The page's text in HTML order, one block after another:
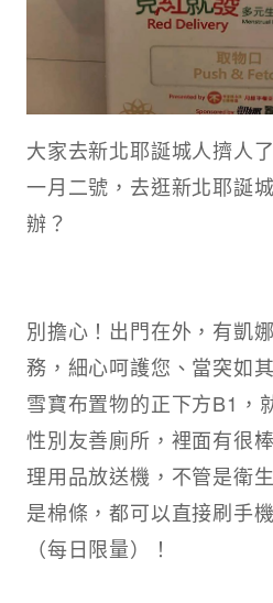
大家去新北耶誕城人擠人
一月二號，去逛新北耶誕
辦？
別擔心！出門在外，有凱
務，細心呵護您、當突如
雪寶布置物的正下方B1，
性別友善廁所，裡面有很
理用品放送機，不管是衛
是棉條，都可以直接刷手
（每日限量）！